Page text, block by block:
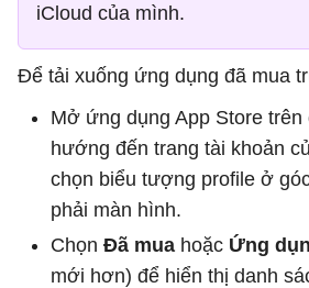
iCloud của mình.
Để tải xuống ứng dụng đã mua
Mở ứng dụng App Store trên
hướng đến trang tài khoản
chọn biểu tượng profile ở
phải màn hình.
Chọn Đã mua hoặc Ứng
mới hơn) để hiển thị danh